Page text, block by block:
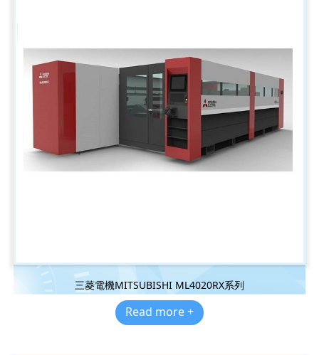
三菱電機MITSUBISHI ML4020RX系列
Read more +